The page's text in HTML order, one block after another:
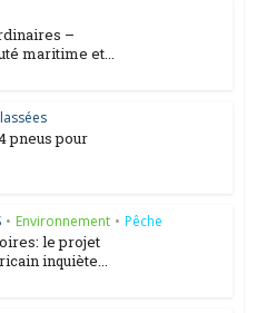
–
maritime et...
pneus pour
• Environnement • Pêche
le projet
inquiète...